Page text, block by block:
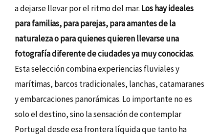
a dejarse llevar por el ritmo del mar. Los hay ideales
para familias, para parejas, para amantes de la
naturaleza o para quienes quieren llevarse una
fotografía diferente de ciudades ya muy conocidas.
Esta selección combina experiencias fluviales y
marítimas, barcos tradicionales, lanchas, catamaranes
y embarcaciones panorámicas. Lo importante no es
solo el destino, sino la sensación de contemplar
Portugal desde esa frontera líquida que tanto ha